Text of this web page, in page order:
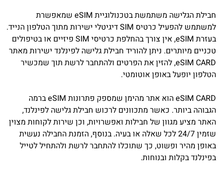
חבילת הגלישה משתמשת בטכנולוגיית eSIM שמאפשרת
למשתמש להפעיל כרטיס SIM דיגיטלי ישירות מתוך הטלפון הנייד.
בעזרת eSIM, אין צורך בהחלפת כרטיסי SIM פיזיים או בטיפולים
טכניים מיותרים. ניתן להוריד חבילת גלישה לפינלנד ישירות מאתר
eSIM CARD, להזין את הפרטים ולהתחבר לרשת תוך שמכשיר
הטלפון יופעל באופן אוטומטי.
eSIM CARD הוא אתר מהימן שמספק פתרונות eSIM ברמה
הגבוהה ביותר. כאשר מתכוונים לרכוש חבילת גלישה לפינלנד,
האתר מציע מגוון של חבילות ואפשרויות, וכן שירות לקוחות מצוין
שזמין 24/7 לכל שאלה או בעיה. בנוסף, הזמנת החבילה נעשית
באופן מהיר ופשוט, כך שתוכלו להתחבר לרשת ולהתחיל לטייל
בפינלנד בקלות ובנוחות.